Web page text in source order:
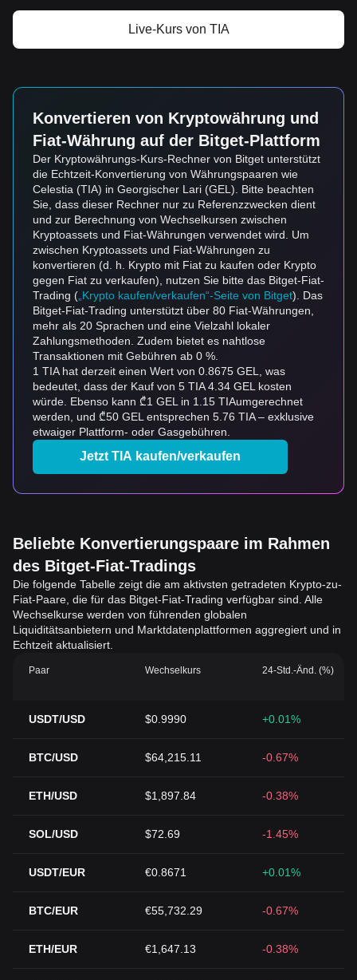
Live-Kurs von TIA
Konvertieren von Kryptowährung und
Fiat-Währung auf der Bitget-Plattform
Der Kryptowährungs-Kurs-Rechner von Bitget unterstützt
die Echtzeit-Konvertierung von Währungspaaren wie
Celestia (TIA) in Georgischer Lari (GEL). Bitte beachten
Sie, dass dieser Rechner nur zu Referenzzwecken dient
und zur Berechnung von Wechselkursen zwischen
Kryptoassets und Fiat-Währungen verwendet wird. Um
zwischen Kryptoassets und Fiat-Währungen zu
konvertieren (d. h. Krypto mit Fiat zu kaufen oder Krypto
gegen Fiat zu verkaufen), nutzen Sie bitte das Bitget-Fiat-
Trading ( „Krypto kaufen/verkaufen“-Seite von Bitget). Das
Bitget-Fiat-Trading unterstützt über 80 Fiat-Währungen,
mehr als 20 Sprachen und eine Vielzahl lokaler
Zahlungsmethoden. Zudem bietet es nahtlose
Transaktionen mit Gebühren ab 0 %.
1 TIA hat derzeit einen Wert von 0.8675 GEL, was
bedeutet, dass der Kauf von 5 TIA 4.34 GEL kosten
würde. Ebenso kann ₾1 GEL in 1.15 TIAumgerechnet
werden, und ₾50 GEL entsprechen 5.76 TIA – exklusive
etwaiger Plattform- oder Gasgebühren.
Jetzt TIA kaufen/verkaufen
Beliebte Konvertierungspaare im Rahmen
des Bitget-Fiat-Tradings
Die folgende Tabelle zeigt die am aktivsten getradeten Krypto-zu-
Fiat-Paare, die für das Bitget-Fiat-Trading verfügbar sind. Alle
Wechselkurse werden von führenden globalen
Liquiditätsanbietern und Marktdatenplattformen aggregiert und in
Echtzeit aktualisiert.
Paar Wechselkurs 24-Std.-Änd. (%)
USDT/USD $0.9990 +0.01%
BTC/USD $64,215.11 -0.67%
ETH/USD $1,897.84 -0.38%
SOL/USD $72.69 -1.45%
USDT/EUR €0.8671 +0.01%
BTC/EUR €55,732.29 -0.67%
ETH/EUR €1,647.13 -0.38%